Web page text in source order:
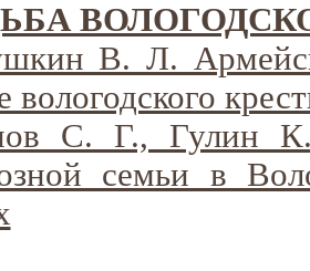
В. Л.
вологодского
С. Г., Гулин
семьи в